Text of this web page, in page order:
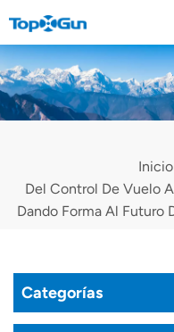
CONTÁCTENOS
English
Русский
Türkçe
Inicio
Del Control De Vuelo
Dando Forma Al Futuro
Categorías